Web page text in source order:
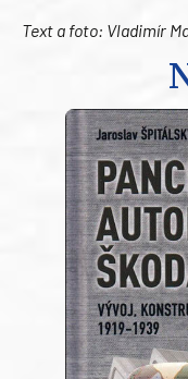
Text a foto: Vladimír